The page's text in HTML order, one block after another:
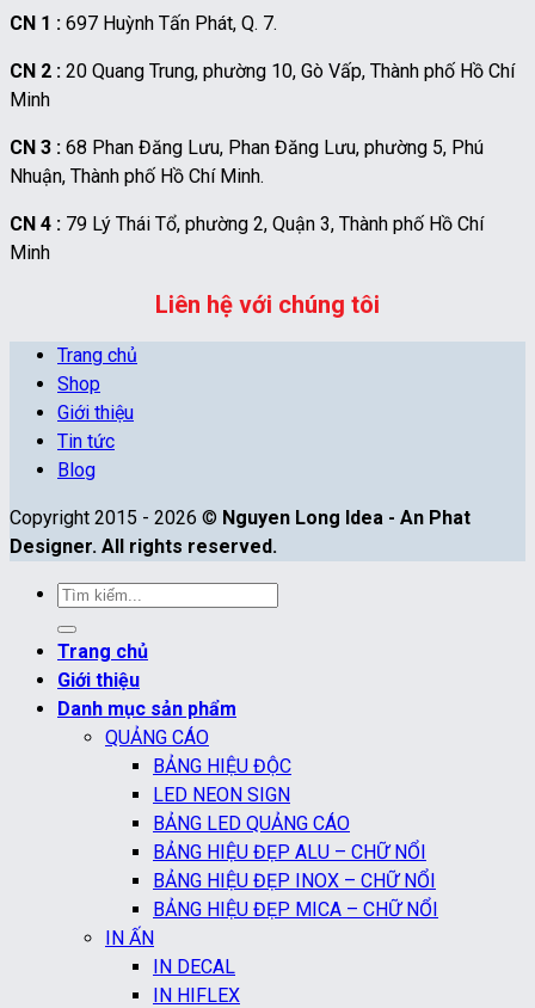
CN 1 : 697 Huỳnh Tấn Phát, Q. 7.
CN 2 : 20 Quang Trung, phường 10, Gò Vấp, Thành phố Hồ Chí
Minh
CN 3 : 68 Phan Đăng Lưu, Phan Đăng Lưu, phường 5, Phú
Nhuận, Thành phố Hồ Chí Minh.
CN 4 : 79 Lý Thái Tổ, phường 2, Quận 3, Thành phố Hồ Chí
Minh
Liên hệ với chúng tôi
Trang chủ
Shop
Giới thiệu
Tin tức
Blog
Copyright 2015 - 2026 © Nguyen Long Idea - An Phat
Designer. All rights reserved.
Tìm
kiếm:
Trang chủ
Giới thiệu
Danh mục sản phẩm
QUẢNG CÁO
BẢNG HIỆU ĐỘC
LED NEON SIGN
BẢNG LED QUẢNG CÁO
BẢNG HIỆU ĐẸP ALU – CHỮ NỔI
BẢNG HIỆU ĐẸP INOX – CHỮ NỔI
BẢNG HIỆU ĐẸP MICA – CHỮ NỔI
IN ẤN
IN DECAL
IN HIFLEX